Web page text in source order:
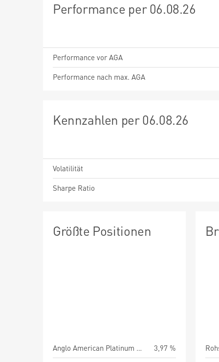
Performance per 06.08.26
Performance vor AGA
Performance nach max. AGA
Kennzahlen per 06.08.26
Volatilität
Sharpe Ratio
Größte Positionen
Anglo American Platinum Ltd.
3,97 %